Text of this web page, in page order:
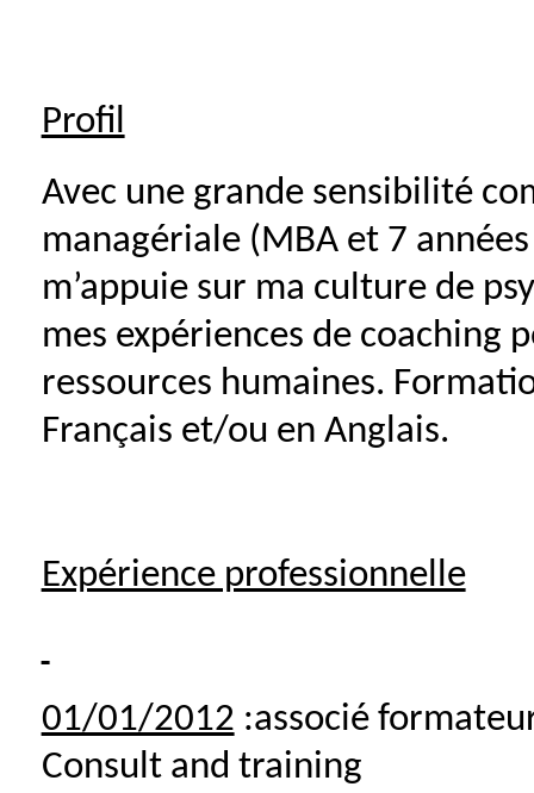
Profil
Avec une grande sensibilité
managériale (MBA et 7
m’appuie sur ma culture de
mes expériences de coaching
ressources humaines.
Français et/ou en Anglais.
Expérience professionnelle
01/01/2012 :associé
Consult and training